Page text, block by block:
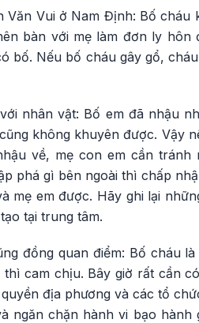
Văn Vui ở Nam Định: Bố
bàn với mẹ làm đơn ly
bố. Nếu bố cháu gây gổ,
nhân vật: Bố em đã nhậu
không khuyên được. Vậy
về, mẹ con em cần
phá gì bên ngoài thì chấp
mẹ em được. Hãy ghi lại
tại trung tâm.
đồng quan điểm: Bố cháu
cam chịu. Bây giờ rất cần
địa phương và các tổ
ngăn chặn hành vi bạo